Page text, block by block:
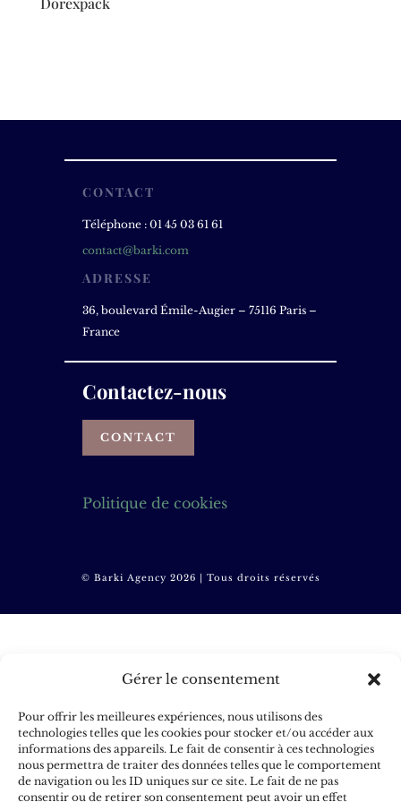
Gérer le consentement
Pour offrir les meilleures expériences, nous utilisons des
technologies telles que les cookies pour stocker et/ou accéder aux
informations des appareils. Le fait de consentir à ces technologies
nous permettra de traiter des données telles que le comportement
de navigation ou les ID uniques sur ce site. Le fait de ne pas
consentir ou de retirer son consentement peut avoir un effet
CONTACT
Téléphone : 01 45 03 61 61
contact@barki.com
ADRESSE
36, boulevard Émile-Augier – 75116 Paris –
France
Contactez-nous
CONTACT
Politique de cookies
© Barki Agency 2026 | Tous droits réservés